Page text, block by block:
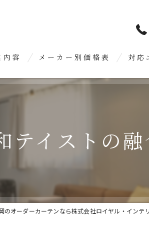
内容
ダーカーテン
リフォーム
メーカー別価格表 対応
春日
テイストの融
のオーダーカーテンなら株式会社ロイヤル・インテ